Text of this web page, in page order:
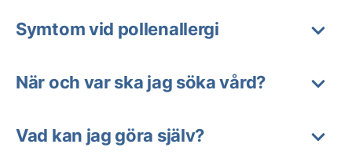
Symtom vid pollenallergi
När och var ska jag söka vård?
Vad kan jag göra själv?